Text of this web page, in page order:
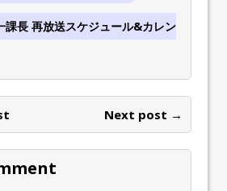
課長 再放送スケジュール&カレン
Next post →